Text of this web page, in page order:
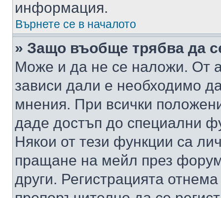
информация.
Върнете се в началото
» Защо въобще трябва да
Може и да не се наложи. От
зависи дали е необходимо
мнения. При всички
даде достъп до специални
Някои от тези функции са
пращане на мейл през
други. Регистрацията